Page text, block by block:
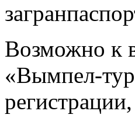
Возможно к
«Вымпел-